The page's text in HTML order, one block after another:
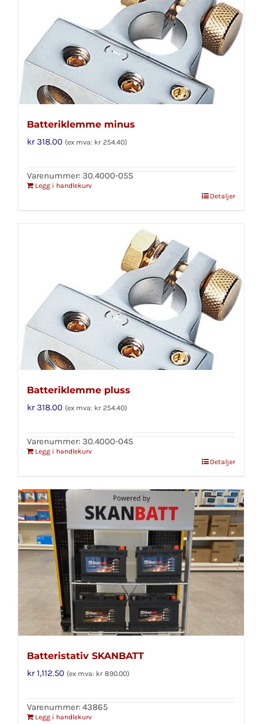
Batteriklemme minus
kr318.00 (ex mva: kr 254.40)
Varenummer: 30.4000-05S
Legg i handlekurv
Detaljer
Batteriklemme pluss
kr318.00 (ex mva: kr 254.40)
Varenummer: 30.4000-04S
Legg i handlekurv
Detaljer
Batteristativ SKANBATT
kr1,112.50 (ex mva: kr 890.00)
Varenummer: 43865
Legg i handlekurv